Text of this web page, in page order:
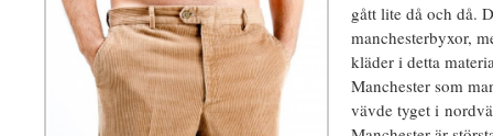
gått lite då och då.
manchesterbyxor,
kläder i detta
Manchester som
vävde tyget i